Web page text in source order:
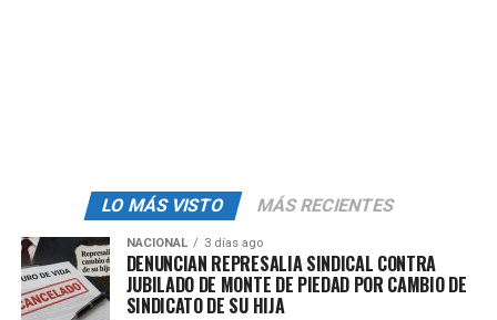
empiecen a respetarse las reglas, las leyes de comercio,
y eso incluye a Vietnam y Malasia, la verdad son países
satélite de las inversiones chinas, y creo que es un
camino», puntualizó.
LO MÁS VISTO MÁS RECIENTES
NACIONAL 3 días ago
DENUNCIAN REPRESALIA SINDICAL CONTRA
JUBILADO DE MONTE DE PIEDAD POR CAMBIO DE
SINDICATO DE SU HIJA